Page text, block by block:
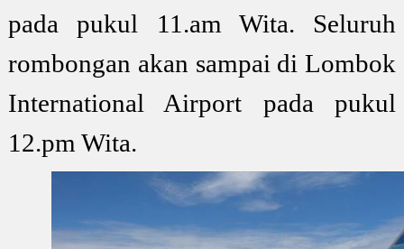
pada pukul 11.am Wita. Seluruh
rombongan akan sampai di Lombok
International Airport pada pukul
12.pm Wita.